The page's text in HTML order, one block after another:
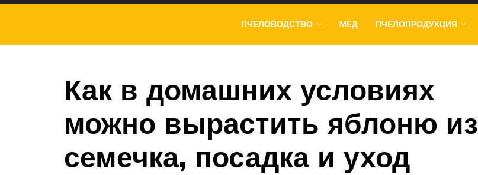
ПЧЕЛОВОДСТВО МЕД ПЧЕЛОПРОДУКЦИЯ
Как в домашних условиях
можно вырастить яблоню из
семечка, посадка и уход